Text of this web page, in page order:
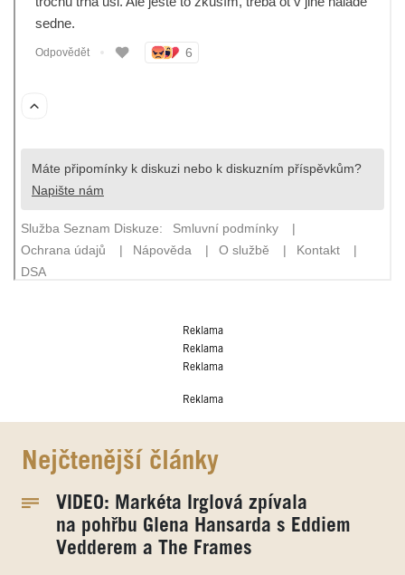
Reklama
Reklama
Reklama
Reklama
Nejčtenější články
VIDEO: Markéta Irglová zpívala
na pohřbu Glena Hansarda s Eddiem
Vedderem a The Frames